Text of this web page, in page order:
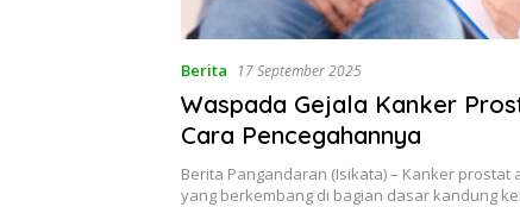
Berita 17 September 2025
Waspada Gejala Kanker
Cara Pencegahannya
Berita Pangandaran (Isikata) – Kanker prostat
yang berkembang di bagian dasar kandung